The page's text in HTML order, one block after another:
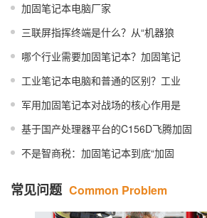
加固笔记本电脑厂家
三联屏指挥终端是什么？从“机器狼
哪个行业需要加固笔记本？加固笔记
工业笔记本电脑和普通的区别？工业
军用加固笔记本对战场的核心作用是
基于国产处理器平台的C156D飞腾加固
不是智商税：加固笔记本到底“加固
常见问题 Common Problem